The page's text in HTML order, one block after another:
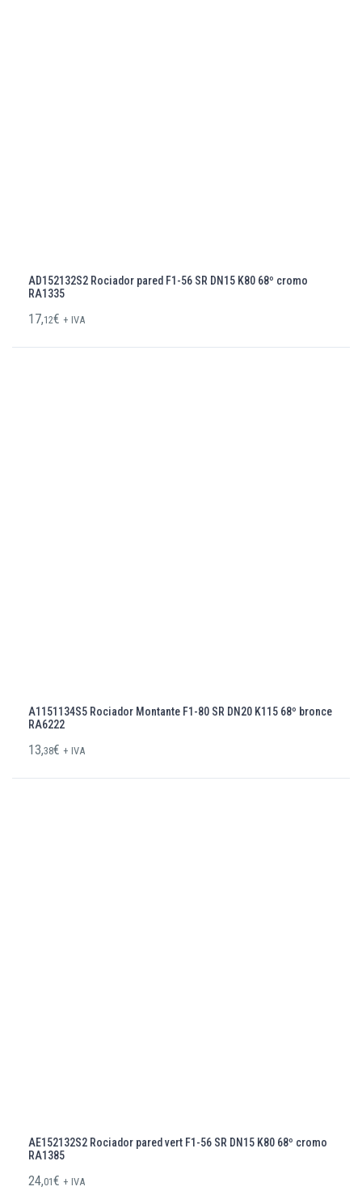
AD152132S2 Rociador pared F1-56 SR DN15 K80 68º cromo
RA1335
17,12€ + IVA
A1151134S5 Rociador Montante F1-80 SR DN20 K115 68º bronce
RA6222
13,38€ + IVA
AE152132S2 Rociador pared vert F1-56 SR DN15 K80 68º cromo
RA1385
24,01€ + IVA